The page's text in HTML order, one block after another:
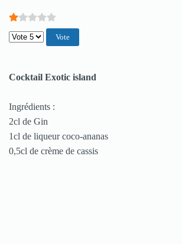
Veuillez voter
Cocktail Exotic island
Ingrédients :
2cl de Gin
1cl de liqueur coco-ananas
0,5cl de crème de cassis